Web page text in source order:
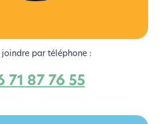
joindre par téléphone :
71 87 76 55